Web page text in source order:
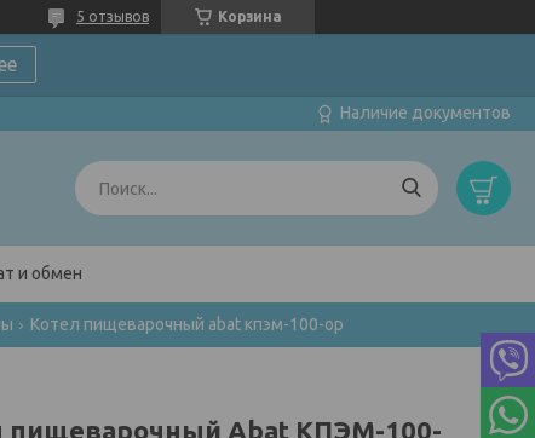
Корзина
5 отзывов
Наличие документов
и обмен
Котел пищеварочный abat кпэм-100-ор
пищеварочный Abat КПЭМ-100-